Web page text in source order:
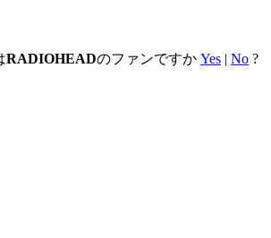
RADIOHEADのファンですか Yes | No ?